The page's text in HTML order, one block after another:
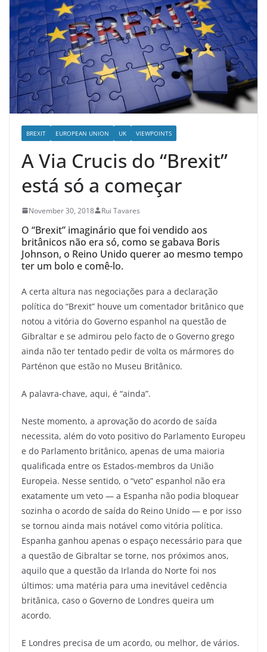
BREXIT EUROPEAN UNION UK VIEWPOINTS
A Via Crucis do “Brexit”
está só a começar
November 30, 2018 Rui Tavares
O “Brexit” imaginário que foi vendido aos
britânicos não era só, como se gabava Boris
Johnson, o Reino Unido querer ao mesmo tempo
ter um bolo e comê-lo.
A certa altura nas negociações para a declaração
política do “Brexit” houve um comentador britânico que
notou a vitória do Governo espanhol na questão de
Gibraltar e se admirou pelo facto de o Governo grego
ainda não ter tentado pedir de volta os mármores do
Parténon que estão no Museu Britânico.
A palavra-chave, aqui, é “ainda”.
Neste momento, a aprovação do acordo de saída
necessita, além do voto positivo do Parlamento Europeu
e do Parlamento britânico, apenas de uma maioria
qualificada entre os Estados-membros da União
Europeia. Nesse sentido, o “veto” espanhol não era
exatamente um veto — a Espanha não podia bloquear
sozinha o acordo de saída do Reino Unido — e por isso
se tornou ainda mais notável como vitória política.
Espanha ganhou apenas o espaço necessário para que
a questão de Gibraltar se torne, nos próximos anos,
aquilo que a questão da Irlanda do Norte foi nos
últimos: uma matéria para uma inevitável cedência
britânica, caso o Governo de Londres queira um
acordo.
E Londres precisa de um acordo, ou melhor, de vários.